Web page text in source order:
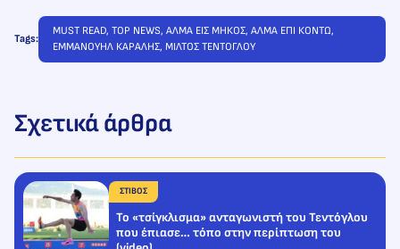
Tags:
MUST READ, TOP NEWS, ΑΛΜΑ ΕΙΣ ΜΗΚΟΣ, ΑΛΜΑ ΕΠΙ ΚΟΝΤΩ
ΕΜΜΑΝΟΥΗΛ ΚΑΡΑΛΗΣ, ΜΙΛΤΟΣ ΤΕΝΤΟΓΛΟΥ
Σχετικά άρθρα
ΣΤΙΒΟΣ
Το «τσίγκλισμα» ανταγωνιστή του Τεντόγλου
που έπιασε… τόπο στην περίπτωση του